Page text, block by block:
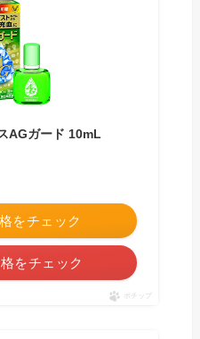
AGガード 10mL
をチェック
をチェック
ポチップ